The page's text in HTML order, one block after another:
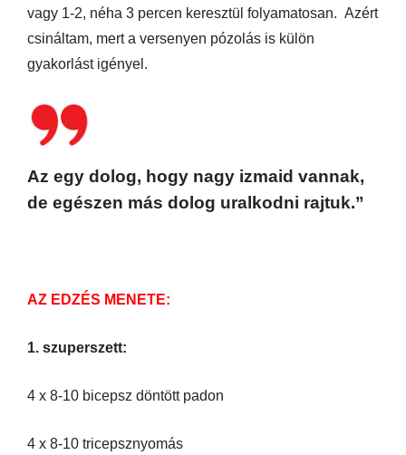
vagy 1-2, néha 3 percen keresztül folyamatosan. Azért
csináltam, mert a versenyen pózolás is külön
gyakorlást igényel.
Az egy dolog, hogy nagy izmaid vannak,
de egészen más dolog uralkodni rajtuk.”
AZ EDZÉS MENETE:
1. szuperszett:
4 x 8-10 bicepsz döntött padon
4 x 8-10 tricepsznyomás